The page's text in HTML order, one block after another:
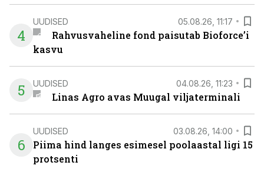
4
UUDISED 05.08.26, 11:17
Rahvusvaheline fond paisutab Bioforce’i
kasvu
5 UUDISED 04.08.26, 11:23
Linas Agro avas Muugal viljaterminali
6
UUDISED 03.08.26, 14:00
Piima hind langes esimesel poolaastal ligi 15
protsenti